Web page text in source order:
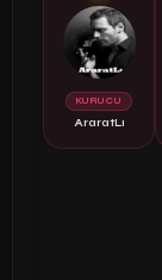
KURUCU
AraratLı